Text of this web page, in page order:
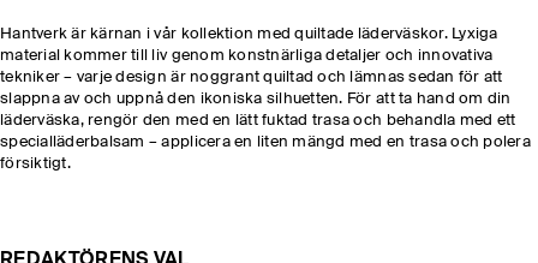
Hantverk är kärnan i vår kollektion med quiltade läderväskor. Lyxiga
material kommer till liv genom konstnärliga detaljer och innovativa
tekniker – varje design är noggrant quiltad och lämnas sedan för att
slappna av och uppnå den ikoniska silhuetten. För att ta hand om din
läderväska, rengör den med en lätt fuktad trasa och behandla med ett
specialläderbalsam – applicera en liten mängd med en trasa och polera
försiktigt.